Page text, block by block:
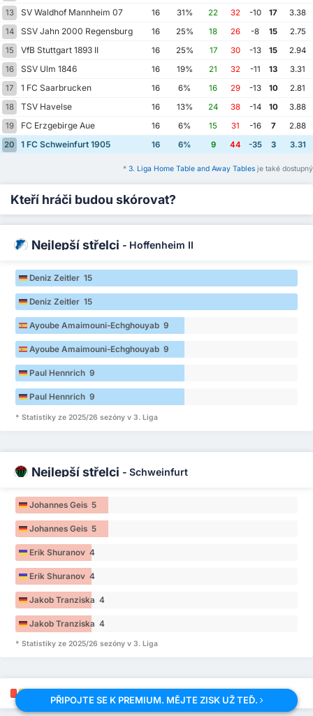
13
SV Waldhof Mannheim 07 16 31% 22 32 -10 17
3.38
14
SSV Jahn 2000 Regensburg 16 25% 18 26 -8 15
2.75
15
VfB Stuttgart 1893 II 16 25% 17 30 -13 15
2.94
16
SSV Ulm 1846 16 19% 21 32 -11 13
3.31
17
1 FC Saarbrucken 16 6% 16 29 -13 10
2.81
18
TSV Havelse 16 13% 24 38 -14 10
3.88
19
FC Erzgebirge Aue 16 6% 15 31 -16 7
2.88
20
1 FC Schweinfurt 1905 16 6% 9 44 -35 3 3.31
* 3. Liga Home Table and Away Tables je také dostupný
Kteří hráči budou skórovat?
Nejlepší střelci - Hoffenheim II
Deniz Zeitler 15
Deniz Zeitler 15
Ayoube Amaimouni-Echghouyab 9
Ayoube Amaimouni-Echghouyab 9
Paul Hennrich 9
Paul Hennrich 9
* Statistiky ze 2025/26 sezóny v 3. Liga
Nejlepší střelci - Schweinfurt
Johannes Geis 5
Johannes Geis 5
Erik Shuranov 4
Erik Shuranov 4
Jakob Tranziska 4
Jakob Tranziska 4
* Statistiky ze 2025/26 sezóny v 3. Liga
Kdo dostane žlutou a červenou kartu?
PŘIPOJTE SE K PREMIUM. MĚJTE ZISK UŽ TEĎ.